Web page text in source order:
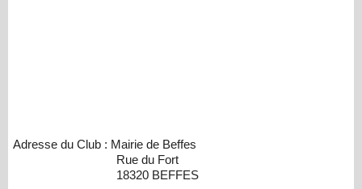
Adresse du Club : Mairie de Beffes
Rue du Fort
18320 BEFFES